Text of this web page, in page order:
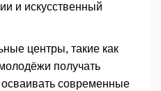
и искусственный
центры, такие как
получать
современные